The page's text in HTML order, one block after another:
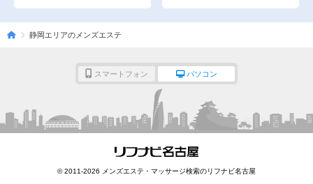
静岡エリアのメンズエステ
スマートフォン パソコン
© 2011-2026 メンズエステ・マッサージ検索のリフナビ名古屋